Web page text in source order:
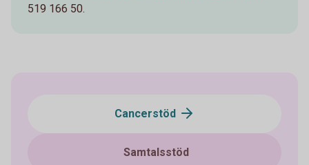
519 166 50.
Cancerstöd
Samtalsstöd